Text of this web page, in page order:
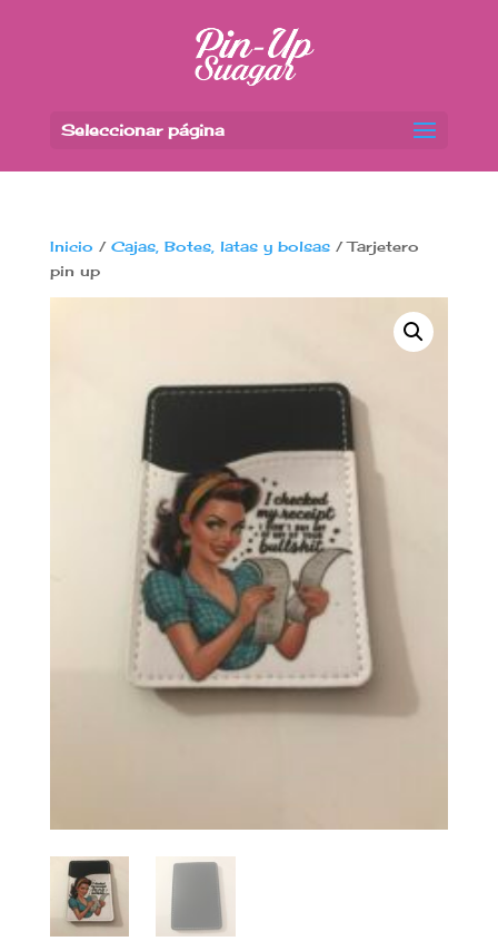
Seleccionar página
Inicio / Cajas, Botes, latas y bolsas/ Tarjetero
pin up